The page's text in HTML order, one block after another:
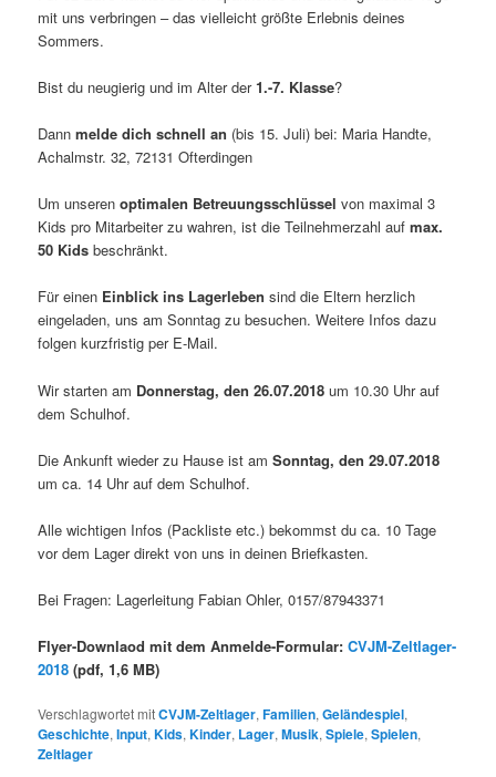
mit uns verbringen – das vielleicht größte Erlebnis deines
Sommers.
Bist du neugierig und im Alter der1.-7. Klasse?
Dannmelde dich schnell an (bis 15. Juli) bei: Maria Handte,
Achalmstr. 32, 72131 Ofterdingen
Um unserenoptimalen Betreuungsschlüssel von maximal 3
Kids pro Mitarbeiter zu wahren, ist die Teilnehmerzahl aufmax.
50 Kids beschränkt.
Für einen Einblick ins Lagerleben sind die Eltern herzlich
eingeladen, uns am Sonntag zu besuchen. Weitere Infos dazu
folgen kurzfristig per E-Mail.
Wir starten am Donnerstag, den 26.07.2018 um 10.30 Uhr auf
dem Schulhof.
Die Ankunft wieder zu Hause ist amSonntag, den 29.07.2018
um ca. 14 Uhr auf dem Schulhof.
Alle wichtigen Infos (Packliste etc.) bekommst du ca. 10 Tage
vor dem Lager direkt von uns in deinen Briefkasten.
Bei Fragen: Lagerleitung Fabian Ohler, 0157/87943371
Flyer-Downlaod mit dem Anmelde-Formular:CVJM-Zeltlager-
2018 (pdf, 1,6 MB)
Verschlagwortet mitCVJM-Zeltlager,Familien,Geländespiel,
Geschichte,Input,Kids,Kinder, Lager,Musik,Spiele,Spielen,
Zeltlager